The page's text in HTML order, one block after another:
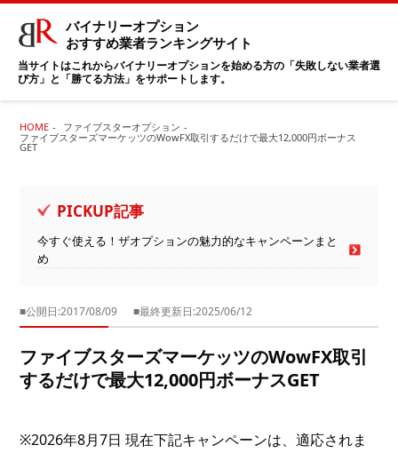
バイナリーオプション
おすすめ業者ランキングサイト
当サイトはこれからバイナリーオプションを始める方の「失敗しない業者選
び方」と「勝てる方法」をサポートします。
HOME
ファイブスターオプション
ファイブスターズマーケッツのWowFX取引するだけで最大12,000円ボーナス
GET
PICKUP記事
今すぐ使える！ザオプションの魅力的なキャンペーンまと
め
■公開日:2017/08/09 ■最終更新日:2025/06/12
ファイブスターズマーケッツのWowFX取引
するだけで最大12,000円ボーナスGET
※2026年8月7日 現在下記キャンペーンは、適応されま